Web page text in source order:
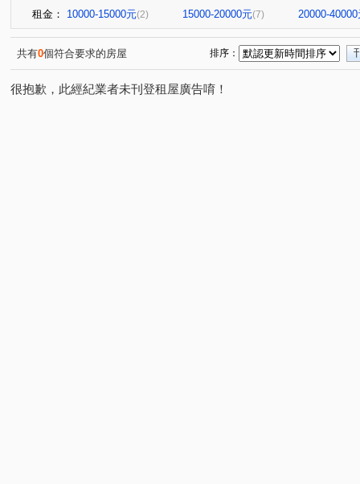
租金： 10000-15000元(2) 15000-20000元(7) 20000-40000
共有0個符合要求的房屋 排序：
很抱歉，此經紀業者未刊登租屋廣告唷！